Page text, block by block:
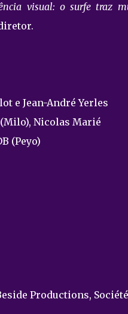
visual: o surfe traz
e Jean-André Yerles
Nicolas Marié
(Peyo)
Productions, Société